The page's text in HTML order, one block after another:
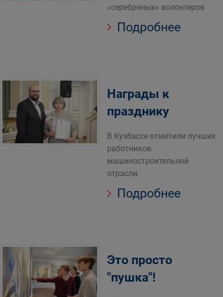
«серебряных» волонтеров
Подробнее
Награды к
празднику
В Кузбассе отметили лучших
работников
машиностроительной
отрасли.
Подробнее
Это просто
"пушка"!